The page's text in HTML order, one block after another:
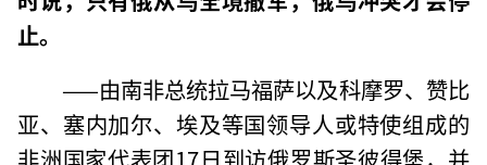
止。
——由南非总统拉马福萨以及科摩罗、赞比
亚、塞内加尔、埃及等国领导人或特使组成的
非洲国家代表团17日到访俄罗斯圣彼得堡，并